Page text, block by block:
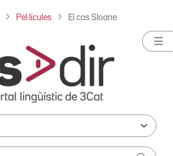
Pel·lícules El cas Sloane